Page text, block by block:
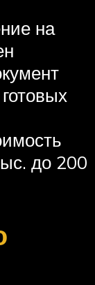
на
до 200